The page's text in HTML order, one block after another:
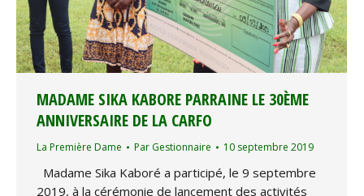
MADAME SIKA KABORE PARRAINE LE 30ÈME
ANNIVERSAIRE DE LA CARFO
La Première Dame Par Gestionnaire 10 septembre 2019
Madame Sika Kaboré a participé, le 9 septembre
2019, à la cérémonie de lancement des activités